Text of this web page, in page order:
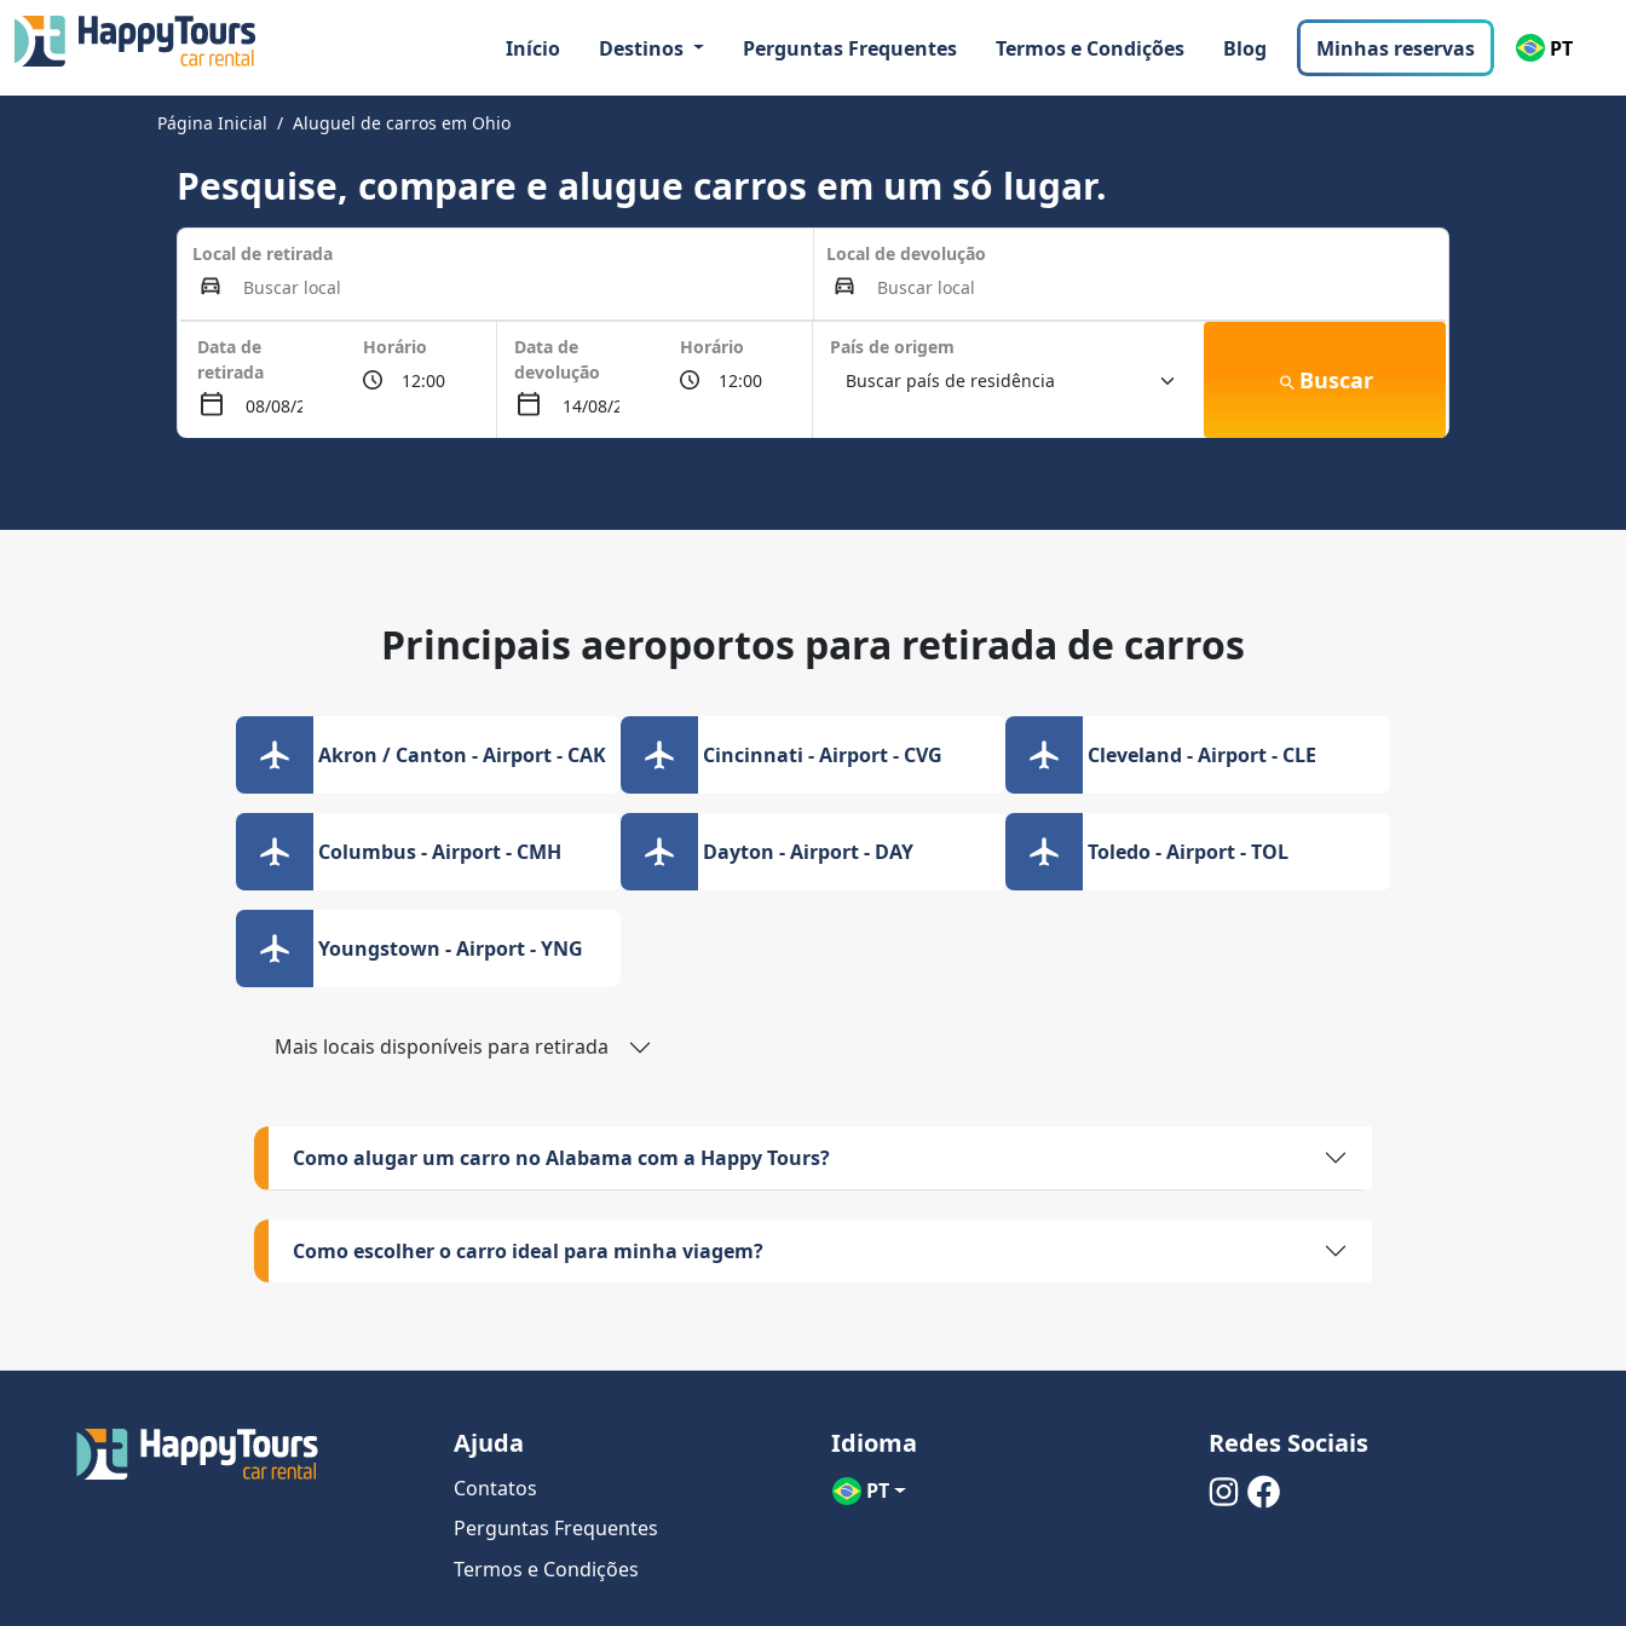
Início Destinos Perguntas Frequentes Termos e Condições Blog Minhas reservas PT
Página Inicial Aluguel de carros em Ohio
Pesquise, compare e alugue carros em um só lugar.
Local de retirada Local de devolução
Data de
retirada
Horário
Data de
devolução
Horário País de origem
Buscar
Principais aeroportos para retirada de carros
Akron / Canton - Airport - CAK Cincinnati - Airport - CVG Cleveland - Airport - CLE
Columbus - Airport - CMH Dayton - Airport - DAY Toledo - Airport - TOL
Youngstown - Airport - YNG
Mais locais disponíveis para retirada
Como alugar um carro no Alabama com a Happy Tours?
Como escolher o carro ideal para minha viagem?
Ajuda
Contatos
Perguntas Frequentes
Termos e Condições
Idioma
PT
Redes Sociais